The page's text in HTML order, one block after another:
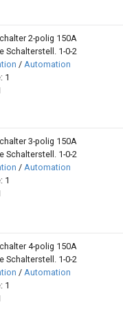
2-polig 150A
Schalterstell. 1-0-2
/ Automation
1
3-polig 150A
Schalterstell. 1-0-2
/ Automation
1
4-polig 150A
Schalterstell. 1-0-2
/ Automation
1